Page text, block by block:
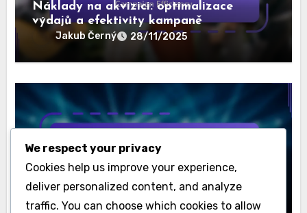
Náklady na akvizici: optimalizace
výdajů a efektivity kampaně
Jakub Černý 28/11/2025
Metriky zapojení: Analyzujeme reklamní
Jakub Černý 20/11/2025
We respect your privacy
Cookies help us improve your experience,
deliver personalized content, and analyze
traffic. You can choose which cookies to allow